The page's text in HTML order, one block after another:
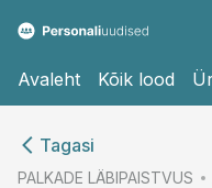
Avaleht Kõik lood
Tagasi
PALKADE LÄBIPAISTVUS